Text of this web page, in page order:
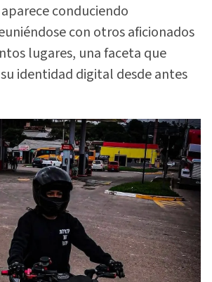
conduciendo
con otros aficionados
lugares, una faceta que
identidad digital desde antes